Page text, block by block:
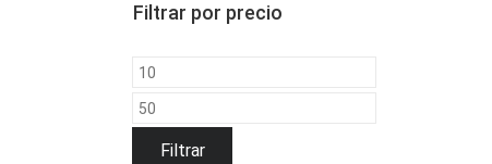
Filtrar por precio
Precio
mínimo
Precio
máximo
Filtrar